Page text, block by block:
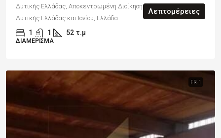
Δυτικής Ελλάδας, Αποκεντρωμένη Διοίκηση Πελοποννήσου,
Δυτικής Ελλάδας και Ιονίου, Ελλάδα
1 1 52 τ.μ
ΔΙΑΜΈΡΙΣΜΑ
Λεπτομέρειες
FR-1